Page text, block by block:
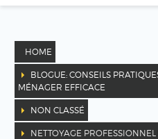
HOME
BLOGUE: CONSEILS
MÉNAGER EFFICACE
NON CLASSÉ
NETTOYAGE